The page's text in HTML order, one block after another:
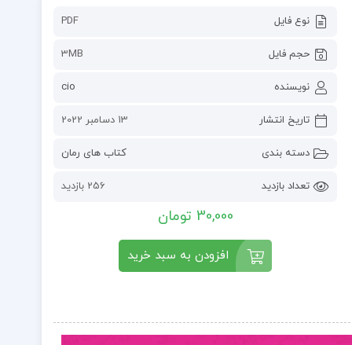
نوع فایل PDF
حجم فایل 3MB
نویسنده cio
تاریخ انتشار 13 دسامبر 2022
دسته بندی کتاب های رمان
تعداد بازدید 256 بازدید
30,000 تومان
افزودن به سبد خرید